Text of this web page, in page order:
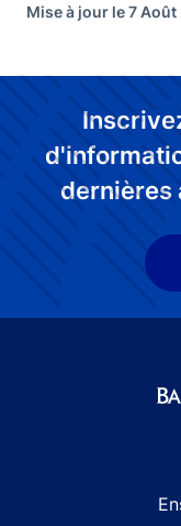
Mise à jour le 7
dernières